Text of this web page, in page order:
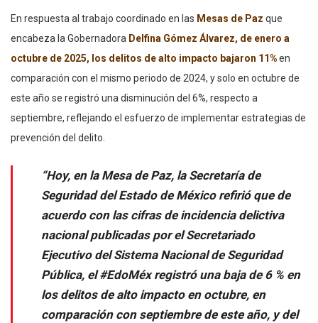
En respuesta al trabajo coordinado en las Mesas de Paz que
encabeza la Gobernadora Delfina Gómez Álvarez, de enero a
octubre de 2025, los delitos de alto impacto bajaron 11%en
comparación con el mismo periodo de 2024, y solo en octubre de
este año se registró una disminución del 6%, respecto a
septiembre, reflejando el esfuerzo de implementar estrategias de
prevención del delito.
“Hoy, en la Mesa de Paz, la Secretaría de
Seguridad del Estado de México refirió que de
acuerdo con las cifras de incidencia delictiva
nacional publicadas por el Secretariado
Ejecutivo del Sistema Nacional de Seguridad
Pública, el #EdoMéx registró una baja de 6 % en
los delitos de alto impacto en octubre, en
comparación con septiembre de este año, y del